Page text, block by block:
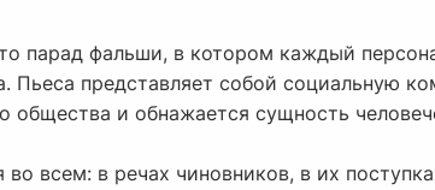
парад фальши, в котором каждый
Пьеса представляет собой социальную
общества и обнажается сущность
всем: в речах чиновников, в их